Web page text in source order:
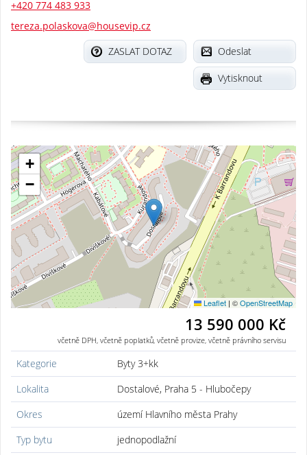
+420 774 483 933
tereza.polaskova@housevip.cz
Odeslat
ZASLAT DOTAZ
Vytisknout
+
−
Leaflet | ©OpenStreetMap
13 590 000 Kč
včetně DPH, včetně poplatků, včetně provize, včetně právního servisu
Kategorie
Byty 3+kk
Lokalita
Dostalové, Praha 5 - Hlubočepy
Okres
území Hlavního města Prahy
Typ bytu
jednopodlažní